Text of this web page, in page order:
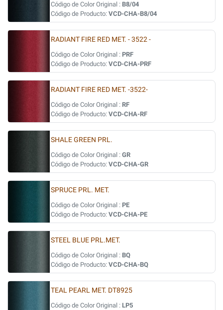
Código de Color Original : B8/04
Código de Producto: VCD-CHA-B8/04
RADIANT FIRE RED MET. - 3522 -
Código de Color Original : PRF
Código de Producto: VCD-CHA-PRF
RADIANT FIRE RED MET. -3522-
Código de Color Original : RF
Código de Producto: VCD-CHA-RF
SHALE GREEN PRL.
Código de Color Original : GR
Código de Producto: VCD-CHA-GR
SPRUCE PRL. MET.
Código de Color Original : PE
Código de Producto: VCD-CHA-PE
STEEL BLUE PRL.MET.
Código de Color Original : BQ
Código de Producto: VCD-CHA-BQ
TEAL PEARL MET. DT8925
Código de Color Original : LP5